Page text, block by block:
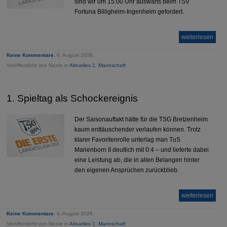
sind wir um 15:00 Uhr auswärts beim TSV
Fortuna Billigheim-Ingenheim gefordert.
weiterlesen
Keine Kommentare
, 6. August 2026,
Veröffentlicht von Nicole inAktuelles 1. Mannschaft
1. Spieltag als Schockereignis
Der Saisonauftakt hätte für die TSG Bretzenheim
kaum enttäuschender verlaufen können. Trotz
klarer Favoritenrolle unterlag man TuS
Marienborn II deutlich mit 0:4 – und lieferte dabei
eine Leistung ab, die in allen Belangen hinter
den eigenen Ansprüchen zurückblieb.
weiterlesen
Keine Kommentare
, 4. August 2026,
Veröffentlicht von Nicole inAktuelles 1. Mannschaft